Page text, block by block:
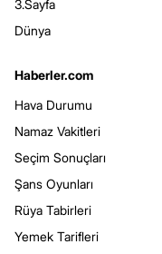
3.Sayfa
Dünya
Haberler.com
Hava Durumu
Namaz Vakitleri
Seçim Sonuçları
Şans Oyunları
Rüya Tabirleri
Yemek Tarifleri